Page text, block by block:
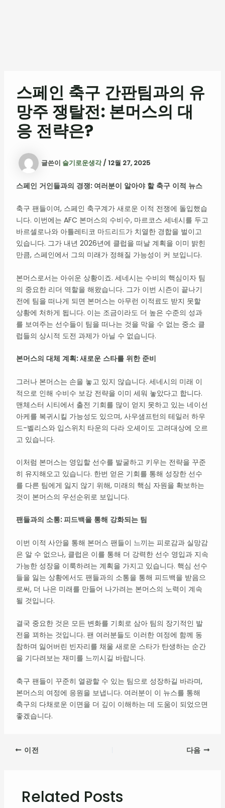
스페인 축구 간판팀과의 유
망주 쟁탈전: 본머스의 대
응 전략은?
글쓴이 슬기로운생각/12월 27, 2025
스페인 거인들과의 경쟁: 여러분이 알아야 할 축구 이적 뉴스
축구 팬들이여, 스페인 축구계가 새로운 이적 전쟁에 돌입했습
니다. 이번에는 AFC 본머스의 수비수, 마르코스 세네시를 두고
바르셀로나와 아틀레티코 마드리드가 치열한 경합을 벌이고
있습니다. 그가 내년 2026년에 클럽을 떠날 계획을 이미 밝힌
만큼, 스페인에서 그의 미래가 정해질 가능성이 커 보입니다.
본머스로서는 아쉬운 상황이죠. 세네시는 수비의 핵심이자 팀
의 중요한 리더 역할을 해왔습니다. 그가 이번 시즌이 끝나기
전에 팀을 떠나게 되면 본머스는 아무런 이적료도 받지 못할
상황에 처하게 됩니다. 이는 조금이라도 더 높은 수준의 성과
를 보여주는 선수들이 팀을 떠나는 것을 막을 수 없는 중소 클
럽들의 상시적 도전 과제가 아닐 수 없습니다.
본머스의 대체 계획: 새로운 스타를 위한 준비
그러나 본머스는 손을 놓고 있지 않습니다. 세네시의 미래 이
적으로 인해 수비수 보강 전략을 이미 세워 놓았다고 합니다.
맨체스터 시티에서 출전 기회를 많이 얻지 못하고 있는 네이선
아케를 복귀시킬 가능성도 있으며, 사우샘프턴의 테일러 하우
드-벨리스와 입스위치 타운의 다라 오셰이도 고려대상에 오르
고 있습니다.
이처럼 본머스는 영입할 선수를 발굴하고 키우는 전략을 꾸준
히 유지해오고 있습니다. 한번 얻은 기회를 통해 성장한 선수
를 다른 팀에게 잃지 않기 위해, 미래의 핵심 자원을 확보하는
것이 본머스의 우선순위로 보입니다.
팬들과의 소통: 피드백을 통해 강화되는 팀
이번 이적 사안을 통해 본머스 팬들이 느끼는 피로감과 실망감
은 알 수 없으나, 클럽은 이를 통해 더 강력한 선수 영입과 지속
가능한 성장을 이룩하려는 계획을 가지고 있습니다. 핵심 선수
들을 잃는 상황에서도 팬들과의 소통을 통해 피드백을 받음으
로써, 더 나은 미래를 만들어 나가려는 본머스의 노력이 계속
될 것입니다.
결국 중요한 것은 모든 변화를 기회로 삼아 팀의 장기적인 발
전을 꾀하는 것입니다. 팬 여러분들도 이러한 여정에 함께 동
참하며 잃어버린 빈자리를 채울 새로운 스타가 탄생하는 순간
을 기다려보는 재미를 느끼시길 바랍니다.
축구 팬들이 꾸준히 열광할 수 있는 팀으로 성장하길 바라며,
본머스의 여정에 응원을 보냅니다. 여러분이 이 뉴스를 통해
축구의 다채로운 이면을 더 깊이 이해하는 데 도움이 되었으면
좋겠습니다.
이전 다음
Related Posts